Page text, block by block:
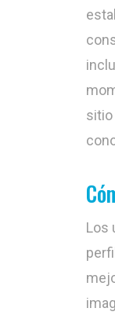
sitio
Los